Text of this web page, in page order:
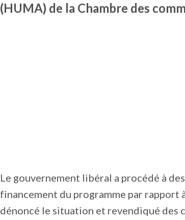
(HUMA) de la Chambre des
Le gouvernement libéral a procédé à
financement du programme par rapport
dénoncé le situation et revendiqué des